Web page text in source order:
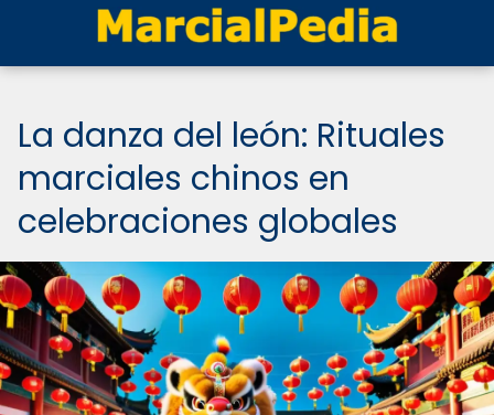
La danza del león: Rituales
marciales chinos en
celebraciones globales